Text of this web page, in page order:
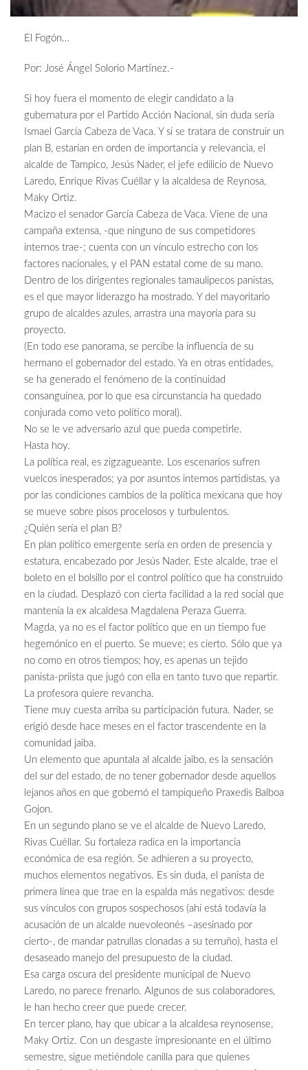
El Fogón…
Por: José Ángel Solorio Martínez.-
Si hoy fuera el momento de elegir candidato a la
gubernatura por el Partido Acción Nacional, sin duda sería
Ismael García Cabeza de Vaca. Y si se tratara de construir un
plan B, estarían en orden de importancia y relevancia, el
alcalde de Tampico, Jesús Nader, el jefe edilicio de Nuevo
Laredo, Enrique Rivas Cuéllar y la alcaldesa de Reynosa,
Maky Ortiz.
Macizo el senador García Cabeza de Vaca. Viene de una
campaña extensa, -que ninguno de sus competidores
internos trae-; cuenta con un vínculo estrecho con los
factores nacionales, y el PAN estatal come de su mano.
Dentro de los dirigentes regionales tamaulipecos panistas,
es el que mayor liderazgo ha mostrado. Y del mayoritario
grupo de alcaldes azules, arrastra una mayoría para su
proyecto.
(En todo ese panorama, se percibe la influencia de su
hermano el gobernador del estado. Ya en otras entidades,
se ha generado el fenómeno de la continuidad
consanguínea, por lo que esa circunstancia ha quedado
conjurada como veto político moral).
No se le ve adversario azul que pueda competirle.
Hasta hoy.
La política real, es zigzagueante. Los escenarios sufren
vuelcos inesperados; ya por asuntos internos partidistas, ya
por las condiciones cambios de la política mexicana que hoy
se mueve sobre pisos procelosos y turbulentos.
¿Quién sería el plan B?
En plan político emergente sería en orden de presencia y
estatura, encabezado por Jesús Nader. Este alcalde, trae el
boleto en el bolsillo por el control político que ha construido
en la ciudad. Desplazó con cierta facilidad a la red social que
mantenía la ex alcaldesa Magdalena Peraza Guerra.
Magda, ya no es el factor político que en un tiempo fue
hegemónico en el puerto. Se mueve; es cierto. Sólo que ya
no como en otros tiempos; hoy, es apenas un tejido
panista-priista que jugó con ella en tanto tuvo que repartir.
La profesora quiere revancha.
Tiene muy cuesta arriba su participación futura. Nader, se
erigió desde hace meses en el factor trascendente en la
comunidad jaiba.
Un elemento que apuntala al alcalde jaibo, es la sensación
del sur del estado, de no tener gobernador desde aquellos
lejanos años en que gobernó el tampiqueño Praxedis Balboa
Gojon.
En un segundo plano se ve el alcalde de Nuevo Laredo,
Rivas Cuéllar. Su fortaleza radica en la importancia
económica de esa región. Se adhieren a su proyecto,
muchos elementos negativos. Es sin duda, el panista de
primera línea que trae en la espalda más negativos: desde
sus vínculos con grupos sospechosos (ahí está todavía la
acusación de un alcalde nuevoleonés –asesinado por
cierto-, de mandar patrullas clonadas a su terruño), hasta el
desaseado manejo del presupuesto de la ciudad.
Esa carga oscura del presidente municipal de Nuevo
Laredo, no parece frenarlo. Algunos de sus colaboradores,
le han hecho creer que puede crecer.
En tercer plano, hay que ubicar a la alcaldesa reynosense,
Maky Ortiz. Con un desgaste impresionante en el último
semestre, sigue metiéndole canilla para que quienes